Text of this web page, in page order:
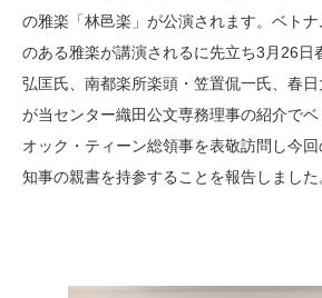
の雅楽「林邑楽」が公演されます。ベト
のある雅楽が講演されるに先立ち3月26日
弘匡氏、南都楽所楽頭・笠置侃一氏、春
が当センター織田公文専務理事の紹介で
オック・ティーン総領事を表敬訪問し今
知事の親書を持参することを報告しました